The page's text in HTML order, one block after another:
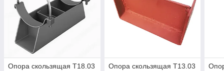
Опора скользящая Т18.03
Опора скользящая Т13.03